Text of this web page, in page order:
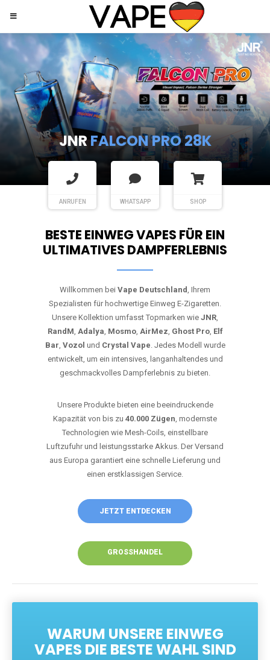
JNRSHISHA HOOKAH MAX
ANRUFEN WHATSAPP SHOP
BESTE EINWEG VAPES FÜR EIN
ULTIMATIVES DAMPFERLEBNIS
Willkommen bei Vape Deutschland, Ihrem
Spezialisten für hochwertige Einweg E-Zigaretten.
Unsere Kollektion umfasst Topmarken wie JNR,
RandM, Adalya, Mosmo, AirMez, Ghost Pro, Elf
Bar, Vozol und Crystal Vape. Jedes Modell wurde
entwickelt, um ein intensives, langanhaltendes und
geschmackvolles Dampferlebnis zu bieten.
Unsere Produkte bieten eine beeindruckende
Kapazität von bis zu 40.000 Zügen, modernste
Technologien wie Mesh-Coils, einstellbare
Luftzufuhr und leistungsstarke Akkus. Der Versand
aus Europa garantiert eine schnelle Lieferung und
einen erstklassigen Service.
JETZT ENTDECKEN
GROSSHANDEL
WARUM UNSERE EINWEG
VAPES DIE BESTE WAHL SIND